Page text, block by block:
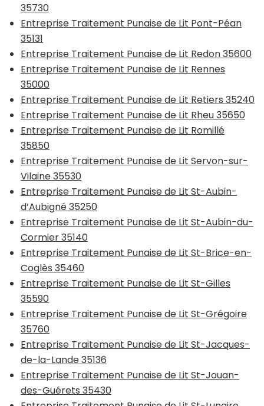
35730
Entreprise Traitement Punaise de Lit Pont-Péan
35131
Entreprise Traitement Punaise de Lit Redon 35600
Entreprise Traitement Punaise de Lit Rennes
35000
Entreprise Traitement Punaise de Lit Retiers 35240
Entreprise Traitement Punaise de Lit Rheu 35650
Entreprise Traitement Punaise de Lit Romillé
35850
Entreprise Traitement Punaise de Lit Servon-sur-
Vilaine 35530
Entreprise Traitement Punaise de Lit St-Aubin-
d’Aubigné 35250
Entreprise Traitement Punaise de Lit St-Aubin-du-
Cormier 35140
Entreprise Traitement Punaise de Lit St-Brice-en-
Coglès 35460
Entreprise Traitement Punaise de Lit St-Gilles
35590
Entreprise Traitement Punaise de Lit St-Grégoire
35760
Entreprise Traitement Punaise de Lit St-Jacques-
de-la-Lande 35136
Entreprise Traitement Punaise de Lit St-Jouan-
des-Guérets 35430